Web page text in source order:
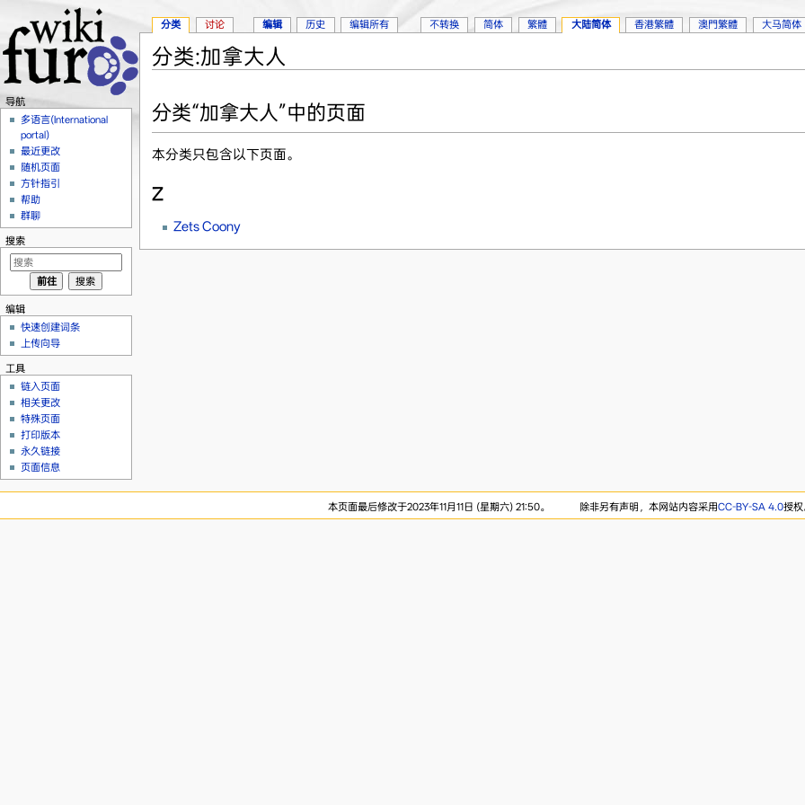
分类:加拿大人
分类“加拿大人”中的页面
本分类只包含以下页面。
Z
Zets Coony
分类 讨论 编辑 历史 编辑所有 不转换 简体 繁體 大陆简体 香港繁體 澳門繁體 大马简体
导航
多语言(International
portal)
最近更改
随机页面
方针指引
帮助
群聊
搜索
编辑
快速创建词条
上传向导
工具
链入页面
相关更改
特殊页面
打印版本
永久链接
页面信息
本页面最后修改于2023年11月11日 (星期六) 21:50。 除非另有声明，本网站内容采用CC-BY-SA 4.0授权